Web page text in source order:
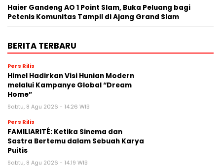
Haier Gandeng AO 1 Point Slam, Buka Peluang bagi
Petenis Komunitas Tampil di Ajang Grand Slam
BERITA TERBARU
Pers Rilis
Himel Hadirkan Visi Hunian Modern
melalui Kampanye Global “Dream
Home”
Sabtu, 8 Agu 2026 - 14:26 WIB
Pers Rilis
FAMILIARITÉ: Ketika Sinema dan
Sastra Bertemu dalam Sebuah Karya
Puitis
Sabtu, 8 Agu 2026 - 14:19 WIB